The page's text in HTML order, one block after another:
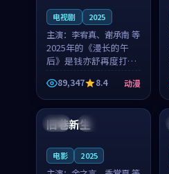
电视剧 2025
主演： 李宥真、谢承南 等
2025年的《漫长的午
后》是钱亦舒再度打磨
的动漫佳作。中国大陆
的取景与海岛日常的氛
围相互成就，李宥真与
谢承南的对手戏自然克
制，让整部影片在悬念
89,347 8.4 动漫
英国 完结
旧巷新生
电影 2025